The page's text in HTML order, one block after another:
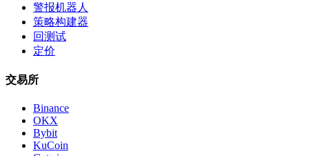
警报机器人
策略构建器
回测试
定价
交易所
Binance
OKX
Bybit
KuCoin